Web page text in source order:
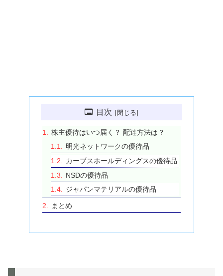
目次
株主優待はいつ届く？ 配達方法は？
明光ネットワークの優待品
カーブスホールディングスの優待品
NSDの優待品
ジャパンマテリアルの優待品
まとめ